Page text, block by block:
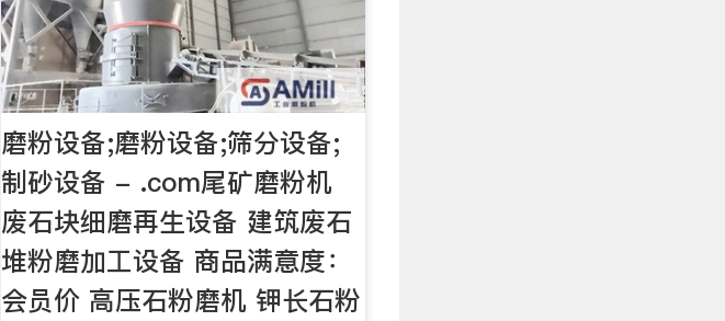
磨粉设备;磨粉设备;筛分设备;
制砂设备 - .com尾矿磨粉机
废石块细磨再生设备 建筑废石
堆粉磨加工设备 商品满意度：
会员价 高压石粉磨机 钾长石粉